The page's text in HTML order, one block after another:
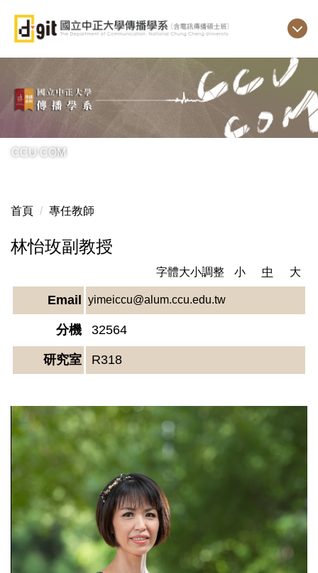
主
區
CCU COM
首頁 專任教師
林怡玫副教授
字體大小調整 小 中 大
Email yimeiccu@alum.ccu.edu.tw
分機 32564
研究室 R318